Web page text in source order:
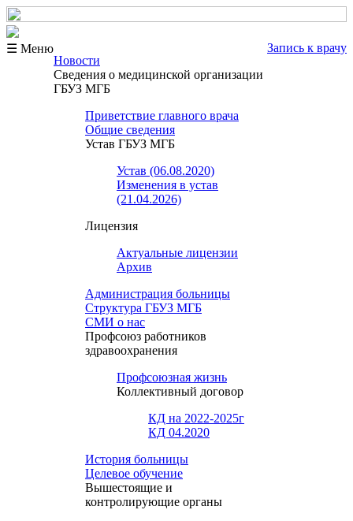
☰ Меню
Запись к врачу
Новости
Сведения о медицинской организации
ГБУЗ МГБ
Приветствие главного врача
Общие сведения
Устав ГБУЗ МГБ
Устав (06.08.2020)
Изменения в устав
(21.04.2026)
Лицензия
Актуальные лицензии
Архив
Администрация больницы
Структура ГБУЗ МГБ
СМИ о нас
Профсоюз работников
здравоохранения
Профсоюзная жизнь
Коллективный договор
КД на 2022-2025г
КД 04.2020
История больницы
Целевое обучение
Вышестоящие и
контролирующие органы